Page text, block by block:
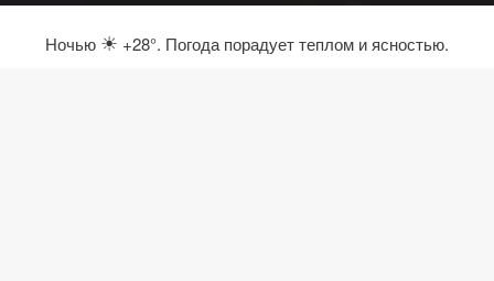
Ночью ☀ +28°. Погода порадует теплом и ясностью.